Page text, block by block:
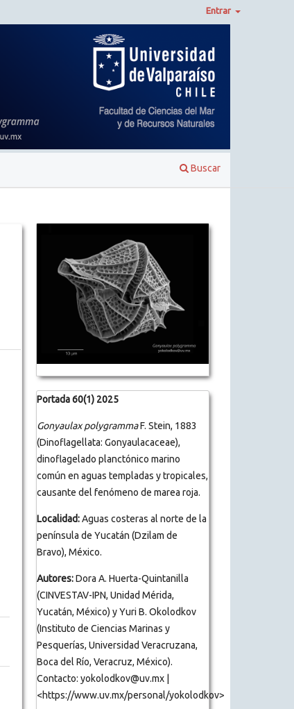
Buscar
Entrar
Portada 60(1) 2025
Gonyaulax polygrammaF. Stein, 1883
(Dinoflagellata: Gonyaulacaceae),
dinoflagelado planctónico marino
común en aguas templadas y tropicales,
causante del fenómeno de marea roja.
Localidad:Aguas costeras al norte de la
península de Yucatán (Dzilam de
Bravo), México.
Autores:Dora A. Huerta-Quintanilla
(CINVESTAV-IPN, Unidad Mérida,
Yucatán, México) y Yuri B. Okolodkov
(Instituto de Ciencias Marinas y
Pesquerías, Universidad Veracruzana,
Boca del Río, Veracruz, México).
Contacto: yokolodkov@uv.mx |
<https://www.uv.mx/personal/yokolodkov>